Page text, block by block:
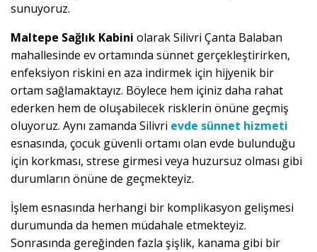
sunuyoruz.
Maltepe Sağlık Kabini olarak Silivri Çanta Balaban
mahallesinde ev ortamında sünnet gerçekleştirirken,
enfeksiyon riskini en aza indirmek için hijyenik bir
ortam sağlamaktayız. Böylece hem içiniz daha rahat
ederken hem de oluşabilecek risklerin önüne geçmiş
oluyoruz. Aynı zamanda Silivri evde sünnet hizmeti
esnasında, çocuk güvenli ortamı olan evde bulunduğu
için korkması, strese girmesi veya huzursuz olması gibi
durumların önüne de geçmekteyiz.
İşlem esnasında herhangi bir komplikasyon gelişmesi
durumunda da hemen müdahale etmekteyiz.
Sonrasında gereğinden fazla şişlik, kanama gibi bir